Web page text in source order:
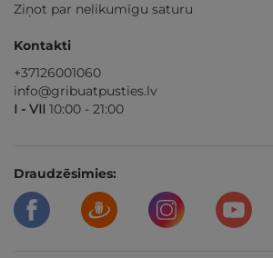
Ziņot par nelikumīgu saturu
Kontakti
+37126001060
info@gribuatpusties.lv
I - VII 10:00 - 21:00
Draudzēsimies: